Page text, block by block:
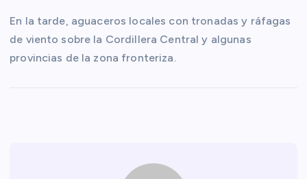
En la tarde, aguaceros locales con tronadas y ráfagas
de viento sobre la Cordillera Central y algunas
provincias de la zona fronteriza.